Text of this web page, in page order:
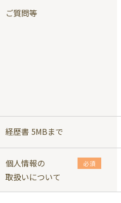
ご質問等
経歴書 5MBまで
個人情報の
取扱いについて
必須